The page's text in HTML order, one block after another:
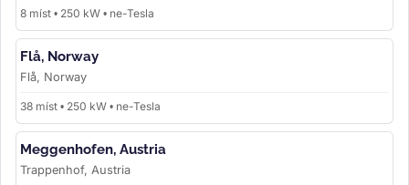
8 míst • 250 kW • ne-Tesla
Flå, Norway
Flå, Norway
38 míst • 250 kW • ne-Tesla
Meggenhofen, Austria
Trappenhof, Austria